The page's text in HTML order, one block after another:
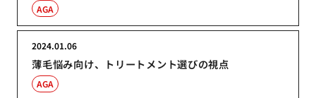
AGA
薄毛悩み向け、トリートメント選びの視点
2024.01.06
AGA